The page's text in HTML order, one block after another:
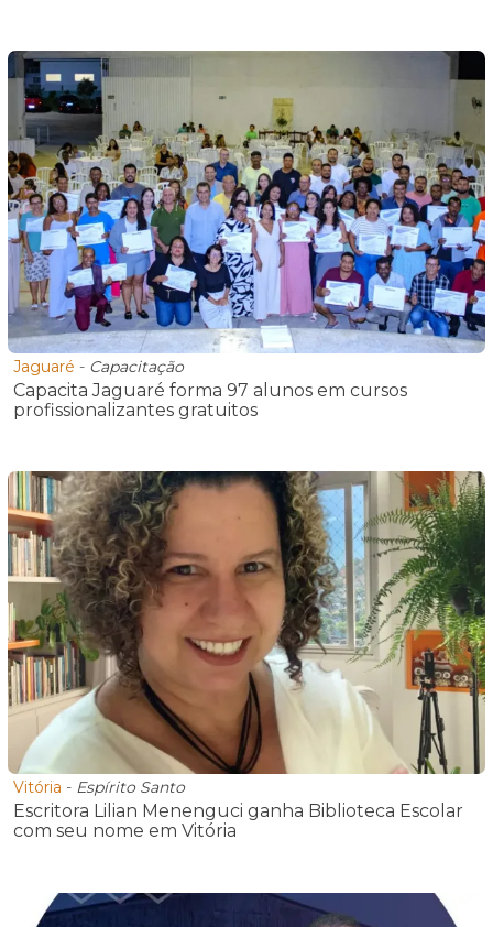
Jaguaré - Capacitação
Capacita Jaguaré forma 97 alunos em cursos
profissionalizantes gratuitos
Vitória - Espírito Santo
Escritora Lilian Menenguci ganha Biblioteca Escolar
com seu nome em Vitória